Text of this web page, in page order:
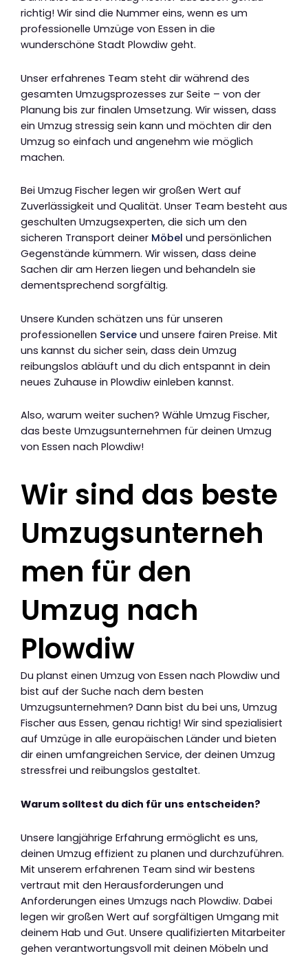
richtig! Wir sind die Nummer eins, wenn es um
professionelle Umzüge von Essen in die
wunderschöne Stadt Plowdiw geht.
Unser erfahrenes Team steht dir während des
gesamten Umzugsprozesses zur Seite – von der
Planung bis zur finalen Umsetzung. Wir wissen, dass
ein Umzug stressig sein kann und möchten dir den
Umzug so einfach und angenehm wie möglich
machen.
Bei Umzug Fischer legen wir großen Wert auf
Zuverlässigkeit und Qualität. Unser Team besteht aus
geschulten Umzugsexperten, die sich um den
sicheren Transport deiner Möbel und persönlichen
Gegenstände kümmern. Wir wissen, dass deine
Sachen dir am Herzen liegen und behandeln sie
dementsprechend sorgfältig.
Unsere Kunden schätzen uns für unseren
professionellen Service und unsere fairen Preise. Mit
uns kannst du sicher sein, dass dein Umzug
reibungslos abläuft und du dich entspannt in dein
neues Zuhause in Plowdiw einleben kannst.
Also, warum weiter suchen? Wähle Umzug Fischer,
das beste Umzugsunternehmen für deinen Umzug
von Essen nach Plowdiw!
Wir sind das beste
Umzugsunterneh
men für den
Umzug nach
Plowdiw
Du planst einen Umzug von Essen nach Plowdiw und
bist auf der Suche nach dem besten
Umzugsunternehmen? Dann bist du bei uns, Umzug
Fischer aus Essen, genau richtig! Wir sind spezialisiert
auf Umzüge in alle europäischen Länder und bieten
dir einen umfangreichen Service, der deinen Umzug
stressfrei und reibungslos gestaltet.
Warum solltest du dich für uns entscheiden?
Unsere langjährige Erfahrung ermöglicht es uns,
deinen Umzug effizient zu planen und durchzuführen.
Mit unserem erfahrenen Team sind wir bestens
vertraut mit den Herausforderungen und
Anforderungen eines Umzugs nach Plowdiw. Dabei
legen wir großen Wert auf sorgfältigen Umgang mit
deinem Hab und Gut. Unsere qualifizierten Mitarbeiter
gehen verantwortungsvoll mit deinen Möbeln und